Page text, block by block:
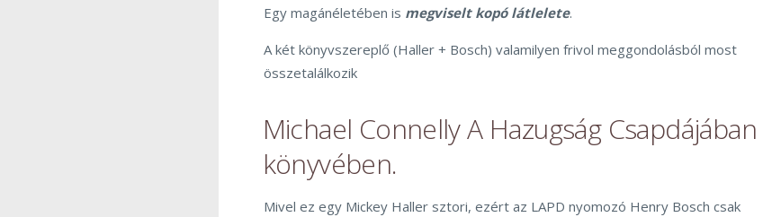
Egy magánéletében is megviselt kopó látlelete.
A két könyvszereplő (Haller + Bosch) valamilyen frivol meggondolásból most
összetalálkozik
Michael Connelly A Hazugság Csapdájában
könyvében.
Mivel ez egy Mickey Haller sztori, ezért az LAPD nyomozó Henry Bosch csak